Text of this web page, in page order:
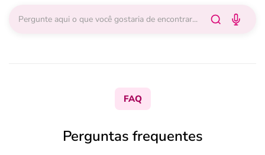
FAQ
Perguntas frequentes